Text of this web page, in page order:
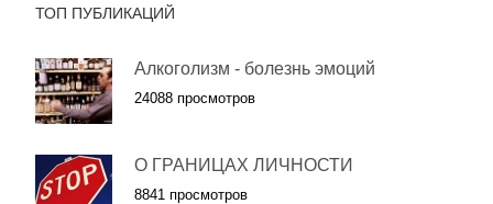
ТОП ПУБЛИКАЦИЙ
Алкоголизм - болезнь эмоций
24088 просмотров
О ГРАНИЦАХ ЛИЧНОСТИ
8841 просмотров